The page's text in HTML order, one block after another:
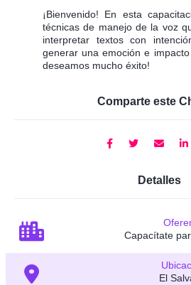
¡Bienvenido! En esta
técnicas de manejo de la voz
interpretar textos con
generar una emoción e
deseamos mucho éxito!
Comparte este
Detalles
Capacítate
El